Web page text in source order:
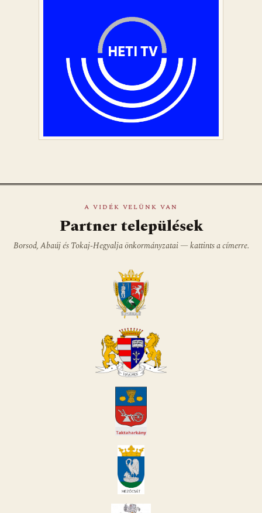
A VIDÉK VELÜNK VAN
Partner települések
Borsod, Abaúj és Tokaj-Hegyalja önkormányzatai — kattints a címerre.